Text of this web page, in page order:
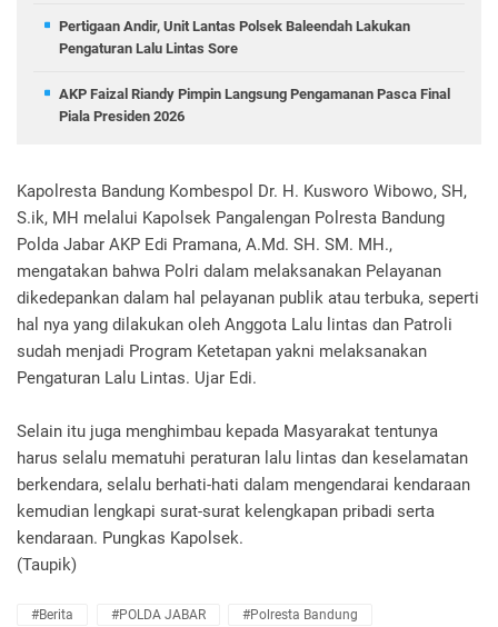
Pertigaan Andir, Unit Lantas Polsek Baleendah Lakukan
Pengaturan Lalu Lintas Sore
AKP Faizal Riandy Pimpin Langsung Pengamanan Pasca Final
Piala Presiden 2026
Kapolresta Bandung Kombespol Dr. H. Kusworo Wibowo, SH,
S.ik, MH melalui Kapolsek Pangalengan Polresta Bandung
Polda Jabar AKP Edi Pramana, A.Md. SH. SM. MH.,
mengatakan bahwa Polri dalam melaksanakan Pelayanan
dikedepankan dalam hal pelayanan publik atau terbuka, seperti
hal nya yang dilakukan oleh Anggota Lalu lintas dan Patroli
sudah menjadi Program Ketetapan yakni melaksanakan
Pengaturan Lalu Lintas. Ujar Edi.
Selain itu juga menghimbau kepada Masyarakat tentunya
harus selalu mematuhi peraturan lalu lintas dan keselamatan
berkendara, selalu berhati-hati dalam mengendarai kendaraan
kemudian lengkapi surat-surat kelengkapan pribadi serta
kendaraan. Pungkas Kapolsek.
(Taupik)
#Berita #POLDA JABAR #Polresta Bandung